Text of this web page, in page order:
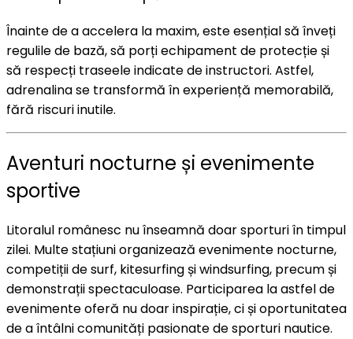
Înainte de a accelera la maxim, este esențial să înveți
regulile de bază, să porți echipament de protecție și
să respecți traseele indicate de instructori. Astfel,
adrenalina se transformă în experiență memorabilă,
fără riscuri inutile.
Aventuri nocturne și evenimente
sportive
Litoralul românesc nu înseamnă doar sporturi în timpul
zilei. Multe stațiuni organizează evenimente nocturne,
competiții de surf, kitesurfing și windsurfing, precum și
demonstrații spectaculoase. Participarea la astfel de
evenimente oferă nu doar inspirație, ci și oportunitatea
de a întâlni comunități pasionate de sporturi nautice.